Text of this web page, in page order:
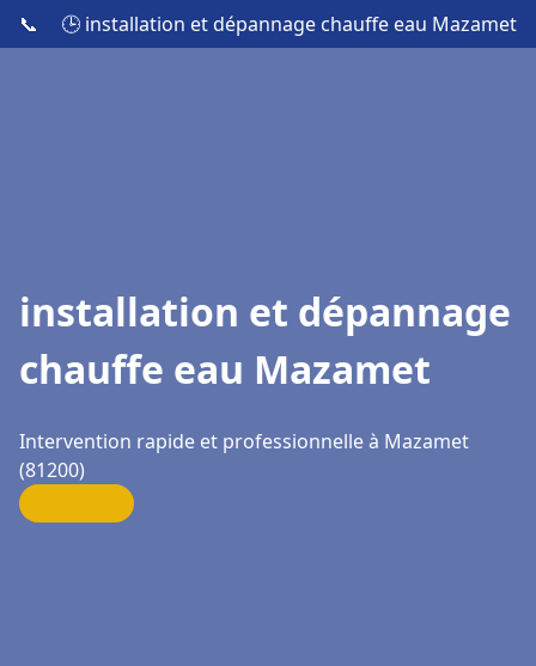
📞 🕒 installation et dépannage chauffe eau Mazamet
installation et dépannage
chauffe eau Mazamet
Intervention rapide et professionnelle à Mazamet
(81200)